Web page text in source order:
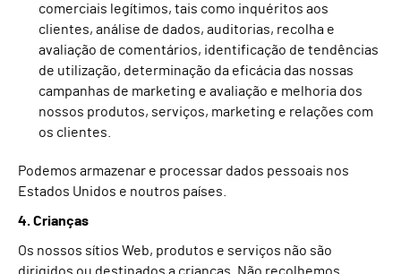
comerciais legítimos, tais como inquéritos aos
clientes, análise de dados, auditorias, recolha e
avaliação de comentários, identificação de tendências
de utilização, determinação da eficácia das nossas
campanhas de marketing e avaliação e melhoria dos
nossos produtos, serviços, marketing e relações com
os clientes.
Podemos armazenar e processar dados pessoais nos
Estados Unidos e noutros países.
4. Crianças
Os nossos sítios Web, produtos e serviços não são